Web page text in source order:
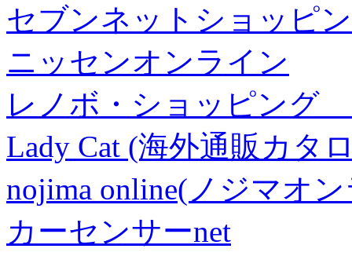
セブンネットショッピ
ニッセンオンライン
レノボ・ショッピング
Lady Cat (海外通販カタ
nojima online(ノジマオ
カーセンサーnet